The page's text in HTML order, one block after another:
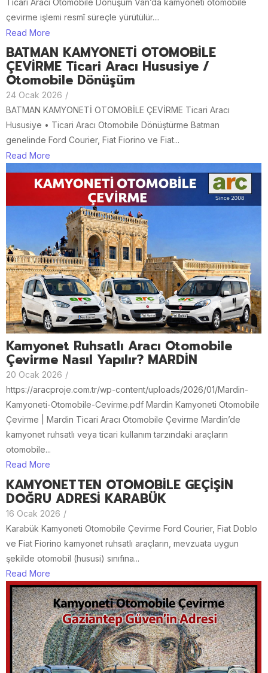
Ticari Aracı Otomobile Dönüşüm Van’da kamyoneti otomobile
çevirme işlemi resmî süreçle yürütülür....
Read More
BATMAN KAMYONETİ OTOMOBİLE
ÇEVİRME Ticari Aracı Hususiye /
Otomobile Dönüşüm
24 Ocak 2026 /
BATMAN KAMYONETİ OTOMOBİLE ÇEVİRME Ticari Aracı
Hususiye • Ticari Aracı Otomobile Dönüştürme Batman
genelinde Ford Courier, Fiat Fiorino ve Fiat...
Read More
Kamyonet Ruhsatlı Aracı Otomobile
Çevirme Nasıl Yapılır? MARDİN
20 Ocak 2026 /
https://aracproje.com.tr/wp-content/uploads/2026/01/Mardin-
Kamyoneti-Otomobile-Cevirme.pdf Mardin Kamyoneti Otomobile
Çevirme | Mardin Ticari Aracı Otomobile Çevirme Mardin’de
kamyonet ruhsatlı veya ticari kullanım tarzındaki araçların
otomobile...
Read More
KAMYONETTEN OTOMOBİLE GEÇİŞİN
DOĞRU ADRESİ KARABÜK
16 Ocak 2026 /
Karabük Kamyoneti Otomobile Çevirme Ford Courier, Fiat Doblo
ve Fiat Fiorino kamyonet ruhsatlı araçların, mevzuata uygun
şekilde otomobil (hususi) sınıfına...
Read More